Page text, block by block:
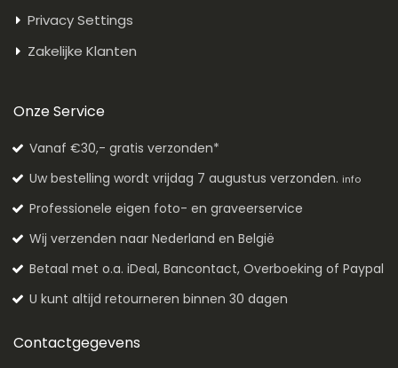
Privacy Settings
Zakelijke Klanten
Onze Service
Vanaf €30,- gratis verzonden*
Uw bestelling wordt vrijdag 7 augustus verzonden. info
Professionele eigen foto- en graveerservice
Wij verzenden naar Nederland en België
Betaal met o.a. iDeal, Bancontact, Overboeking of Paypal
U kunt altijd retourneren binnen 30 dagen
Contactgegevens